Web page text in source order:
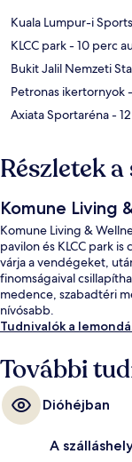
Kuala Lumpur-i
KLCC park- 10 perc
Bukit Jalil Nemzeti
Petronas ikertornyok
Axiata Sportaréna-
Részletek
Komune Living
Komune Living &
pavilon és KLCC park
várja a vendégeket,
finomságaival
medence, szabadtéri
nívósabb.
Tudnivalók a
További
Dióhéjban
A